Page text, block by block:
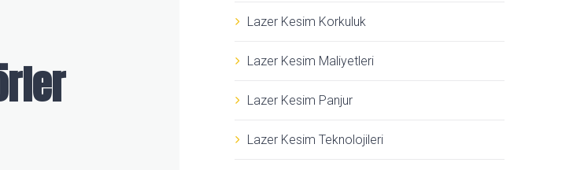
Lazer Kesim Korkuluk
Lazer Kesim Maliyetleri
Lazer Kesim Panjur
Lazer Kesim Teknolojileri